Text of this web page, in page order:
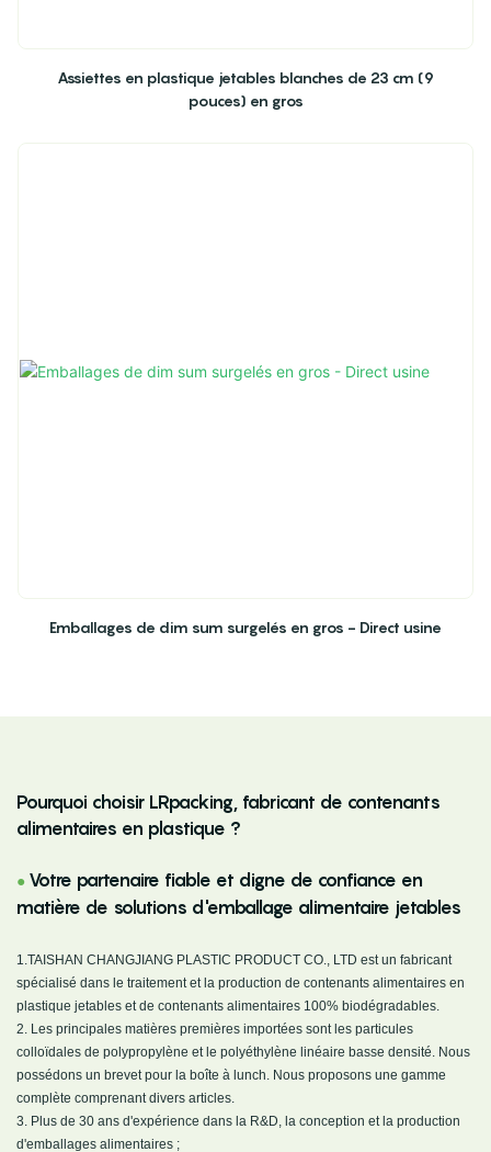
Assiettes en plastique jetables blanches de 23 cm (9
pouces) en gros
Emballages de dim sum surgelés en gros - Direct usine
Pourquoi choisir LRpacking, fabricant de contenants
alimentaires en plastique ?
● Votre partenaire fiable et digne de confiance en
matière de solutions d'emballage alimentaire jetables
1.TAISHAN CHANGJIANG PLASTIC PRODUCT CO., LTD est un fabricant
spécialisé dans le traitement et la production de contenants alimentaires en
plastique jetables et de contenants alimentaires 100% biodégradables.
2. Les principales matières premières importées sont les particules
colloïdales de polypropylène et le polyéthylène linéaire basse densité. Nous
possédons un brevet pour la boîte à lunch. Nous proposons une gamme
complète comprenant divers articles.
3. Plus de 30 ans d'expérience dans la R&D, la conception et la production
d'emballages alimentaires ;